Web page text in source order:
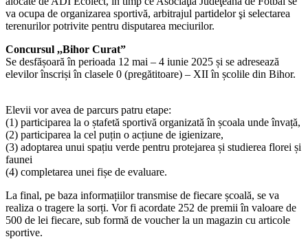
va ocupa de organizarea sportivă, arbitrajul partidelor şi selectarea
terenurilor potrivite pentru disputarea meciurilor.
Concursul ,,Bihor Curat”
Se desfășoară în perioada 12 mai – 4 iunie 2025 și se adresează
elevilor înscriși în clasele 0 (pregătitoare) – XII în școlile din Bihor.
Elevii vor avea de parcurs patru etape:
(1) participarea la o ștafetă sportivă organizată în școala unde învață,
(2) participarea la cel puțin o acțiune de igienizare,
(3) adoptarea unui spațiu verde pentru protejarea și studierea florei și
faunei
(4) completarea unei fișe de evaluare.
La final, pe baza informațiilor transmise de fiecare școală, se va
realiza o tragere la sorți. Vor fi acordate 252 de premii în valoare de
500 de lei fiecare, sub formă de voucher la un magazin cu articole
sportive.